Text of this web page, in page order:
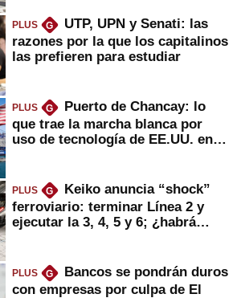
PLUS G
UTP, UPN y Senati: las
razones por la que los capitalinos
las prefieren para estudiar
PLUS G
Puerto de Chancay: lo
que trae la marcha blanca por
uso de tecnología de EE.UU. en
PLUS G
Keiko anuncia “shock”
ferroviario: terminar Línea 2 y
ejecutar la 3, 4, 5 y 6; ¿habrá
PLUS G
Bancos se pondrán duros
con empresas por culpa de El